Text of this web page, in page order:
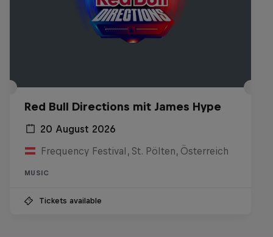
Red Bull Directions mit James Hype
20 August 2026
Frequency Festival, St. Pölten, Österreich
MUSIC
Tickets available